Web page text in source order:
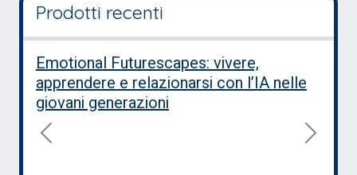
Prodotti recenti
Emotional Futurescapes: vivere,
apprendere e relazionarsi con l’IA nelle
giovani generazioni
precedente